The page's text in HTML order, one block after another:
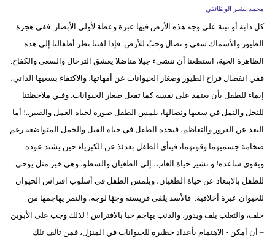
محمد بشير الوظائفي
كل دابة أو نبتة على وجه هذه الأرض فيها عبرة وعظة لأولي الأبصار. ففي هجرة
الطيور والأسماك سعي و نضال وحبّ للأرض. فإذا لفتنا نظر أطفالنا إلى هذه
الظاهرة الحية، استطعنا أن ننشىء جيلا مناضلا يعشق الترحال والسعي والكفاح.
ففي انفصال فراخ الطيور وصغار الحيوانات عن أمهاتها، والاكتفاء بسعيها الذاتي،
إيماء للطفل بأن يعتمد على نفسه كما تفعل صغار الحيوانات. وفـي ملاحظتنا
للنحل والنمل في سعيها ونضالها، يلمس الطفل صورة لحياة العمل والصبر..! أما
البعد عن الغرور والتعاظم، فيجده الطفل في حياة الفيل والجمل المتواضعة رغم
ضخامة جسميهما وقوتهما، فينأى الطفل بعدئذ عن الكبرياء حين يشتد عوده
ويقوى ساعده! و تشير حياة الغاب، إلى الطغيان والسطو، وهي خير مثل يوحي
للطفل بالابتعاد عن حياة الطغيان، ويلمس الطفل في أسلوب افتراس الحيوان
للحيوان عبرة أخلاقية. فالأسد يلقى فريسته وجهًا لوجه، والنمر يهاجمها من
خلف، والثعلب يلف ويدور، والذئب يهاجم حبا بالافتراس ! لذلك وجب على الأبوين
– أن أمكن - الاهتمام بأعداد حظيرة للحيوانات في المنزل، فمن تآلف تلك